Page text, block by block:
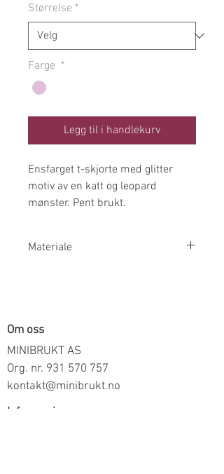
Størrelse *
Farge *
Legg til i handlekurv
Ensfarget t-skjorte med glitter
motiv av en katt og leopard
mønster. Pent brukt.
Materiale
Om oss
MINIBRUKT AS
Org. nr. 931 570 757
kontakt@minibrukt.no
Informasjon